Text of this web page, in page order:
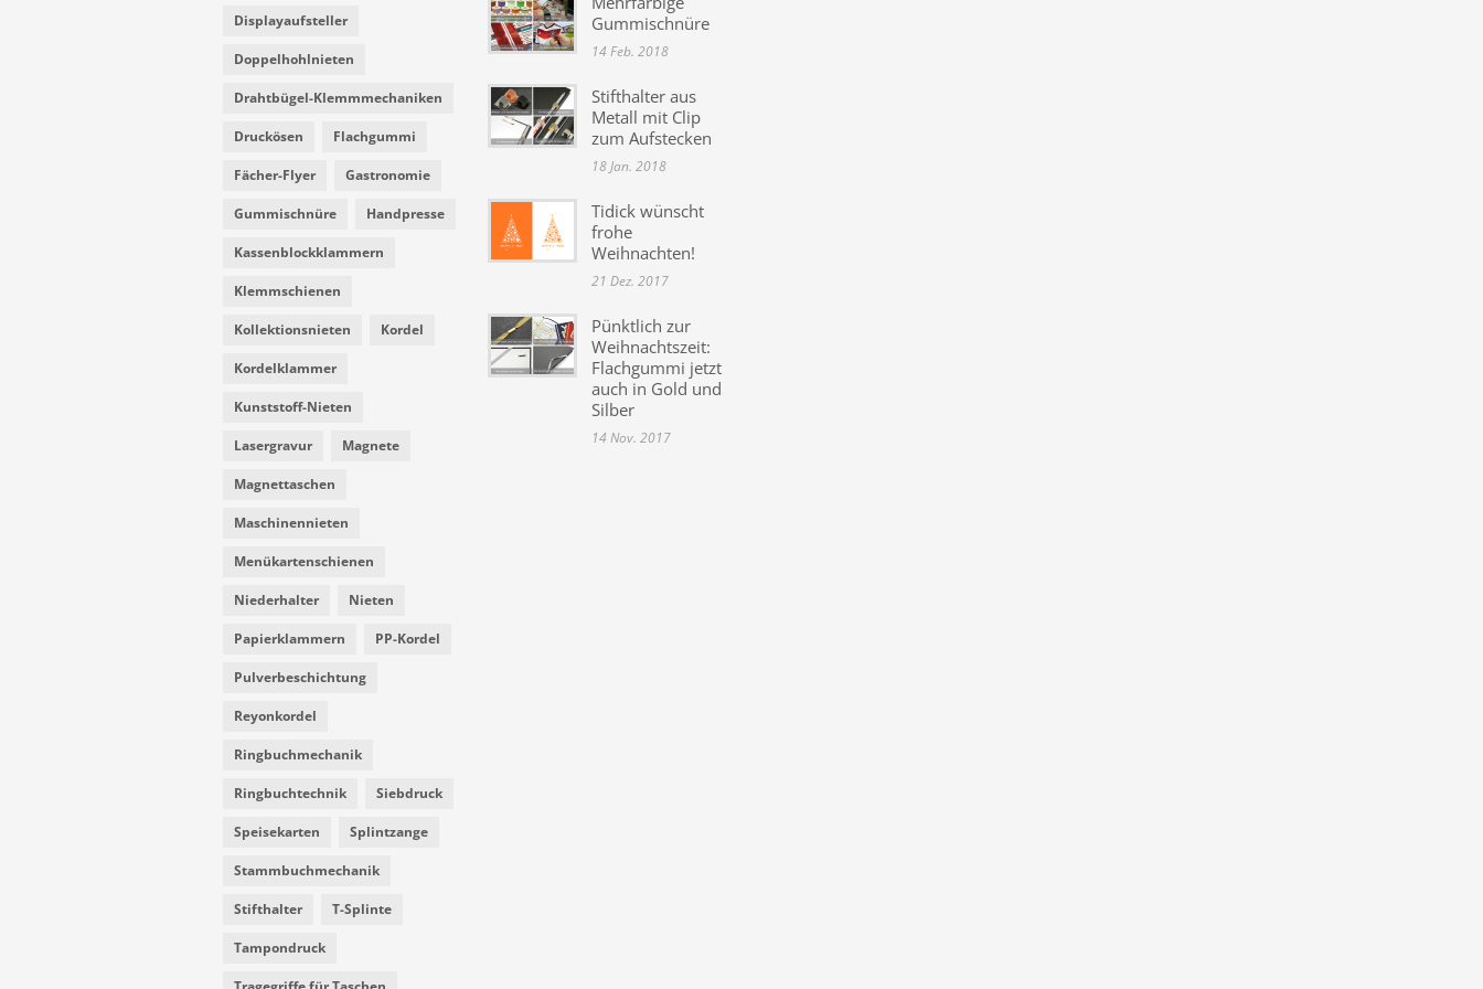
Displayaufsteller
Doppelhohlnieten
Drahtbügel-Klemmmechaniken
Druckösen Flachgummi
Fächer-Flyer Gastronomie
Gummischnüre Handpresse
Kassenblockklammern
Klemmschienen
Kollektionsnieten Kordel
Kordelklammer
Kunststoff-Nieten
Lasergravur Magnete
Magnettaschen
Maschinennieten
Menükartenschienen
Niederhalter Nieten
Papierklammern PP-Kordel
Pulverbeschichtung
Reyonkordel
Ringbuchmechanik
Ringbuchtechnik Siebdruck
Speisekarten Splintzange
Stammbuchmechanik
Stifthalter T-Splinte
Tampondruck
Gummischnüre
14 Feb. 2018
Stifthalter aus
Metall mit Clip
zum Aufstecken
18 Jan. 2018
Tidick wünscht
frohe
Weihnachten!
21 Dez. 2017
Pünktlich zur
Weihnachtszeit:
Flachgummi jetzt
auch in Gold und
Silber
14 Nov. 2017